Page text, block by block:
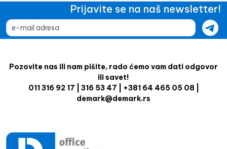
Prijavite se na naš newsletter!
Pozovite nas ili nam pišite, rado ćemo vam dati odgovor
ili savet!
011 316 92 17 | 316 53 47 | +381 64 465 05 08 |
demark@demark.rs